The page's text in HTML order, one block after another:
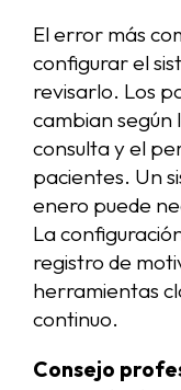
El error más
configurar el
revisarlo. Los
cambian
consulta y el
pacientes. Un
enero puede
La
registro de
herramientas
continuo.
Consejo